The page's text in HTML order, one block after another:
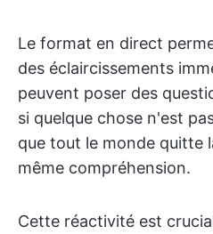
Le format en direct
des éclaircissements
peuvent poser des
si quelque chose n'est
que tout le monde quitte
même compréhension.
Cette réactivité est